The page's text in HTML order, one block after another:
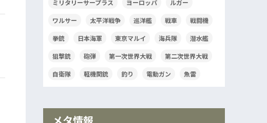
ミリタリーサープラス ヨーロッパ ルガー
ワルサー 太平洋戦争 巡洋艦 戦車 戦闘機
拳銃 日本海軍 東京マルイ 海兵隊 潜水艦
狙撃銃 砲弾 第一次世界大戦 第二次世界大戦
自衛隊 軽機関銃 釣り 電動ガン 魚雷